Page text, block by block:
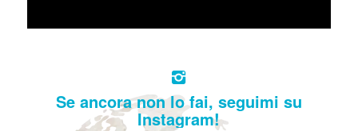
Se ancora non lo fai, seguimi su
Instagram!